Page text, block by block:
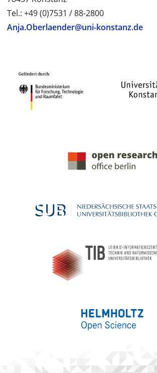
Tel.: +49 (0)7531 / 88-2800
Anja.Oberlaender@uni-konstanz.de